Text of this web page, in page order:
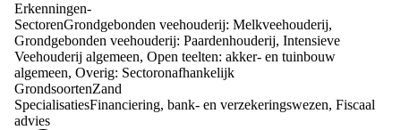
Erkenningen-
SectorenGrondgebonden veehouderij: Melkveehouderij,
Grondgebonden veehouderij: Paardenhouderij, Intensieve
Veehouderij algemeen, Open teelten: akker- en tuinbouw
algemeen, Overig: Sectoronafhankelijk
GrondsoortenZand
SpecialisatiesFinanciering, bank- en verzekeringswezen, Fiscaal
advies